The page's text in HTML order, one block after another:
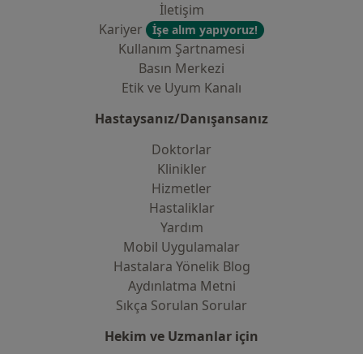
İletişim
Kariyer
İşe alım yapıyoruz!
Kullanım Şartnamesi
Basın Merkezi
Etik ve Uyum Kanalı
Hastaysanız/Danışansanız
Doktorlar
Klinikler
Hizmetler
Hastaliklar
Yardım
Mobil Uygulamalar
Hastalara Yönelik Blog
Aydınlatma Metni
Sıkça Sorulan Sorular
Hekim ve Uzmanlar için